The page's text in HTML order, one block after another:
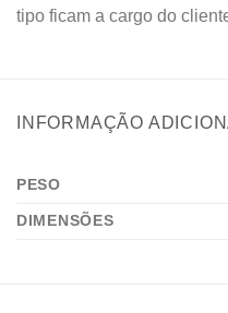
tipo ficam a cargo do
INFORMAÇÃO
PESO
DIMENSÕES